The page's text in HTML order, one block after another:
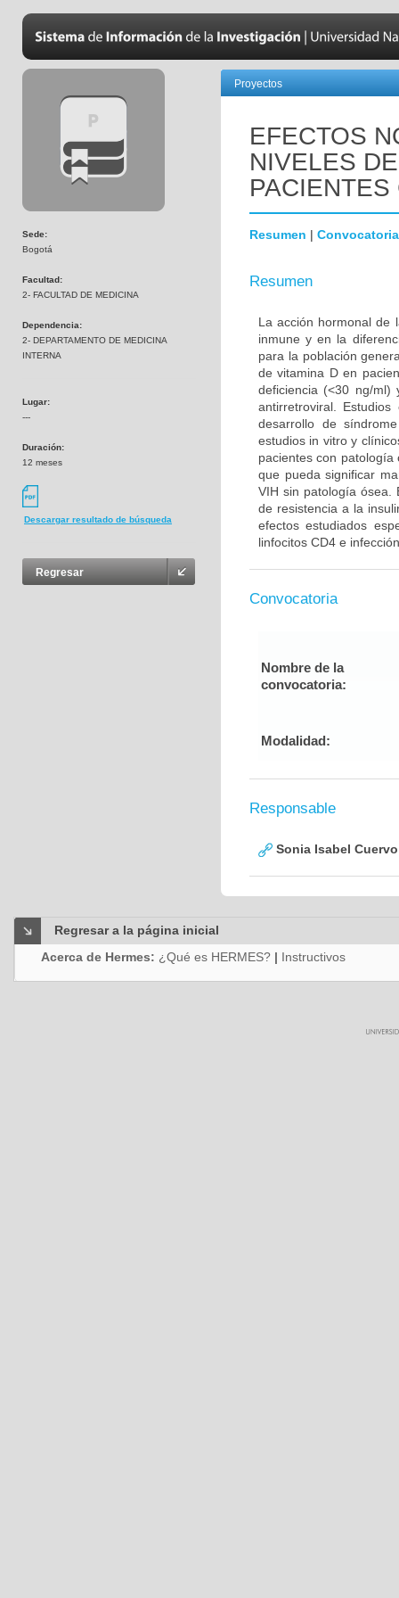
Sede:
Bogotá
Facultad:
2- FACULTAD DE MEDICINA
Dependencia:
2- DEPARTAMENTO DE MEDICINA
INTERNA
Lugar:
---
Duración:
12 meses
Descargar resultado de búsqueda
Regresar
Proyectos
EFECTOS
NIVELES
Resumen | Convocatoria
Resumen
La acción hormonal de
inmune y en la
para la población
de vitamina D en
deficiencia (<30 ng/ml)
antirretroviral.
desarrollo de
estudios in vitro y
pacientes con
que pueda significar
VIH sin patología ósea.
de resistencia a la
efectos estudiados
linfocitos CD4 e
Convocatoria
Nombre de la
convocatoria:
Modalidad:
Responsable
Sonia Isabel
Regresar a la página inicial
Acerca de Hermes: ¿Qué es HERMES? | Instructivos